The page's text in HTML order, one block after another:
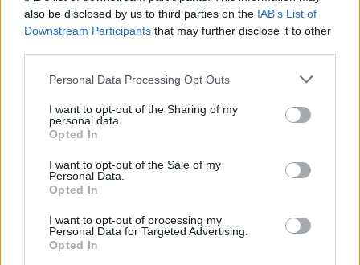
also be disclosed by us to third parties on the IAB’s List of
Downstream Participants that may further disclose it to other
Please note that this website/app uses one or more Google
not limited to your visit or usage behaviour. You may click to
grant or deny consent to Google and its third-party tags to
use your data for below specified purposes in below Google
consent section.
Personal Data Processing Opt Outs
I want to opt-out of the Sharing of my
personal data.
Opted In
I want to opt-out of the Sale of my
Personal Data.
Opted In
I want to opt-out of processing my
Personal Data for Targeted Advertising.
Opted In
„Când o victorie este povestită în amănunt, nu mai ştii ce o
deosebeşte de o înfrângere.” —